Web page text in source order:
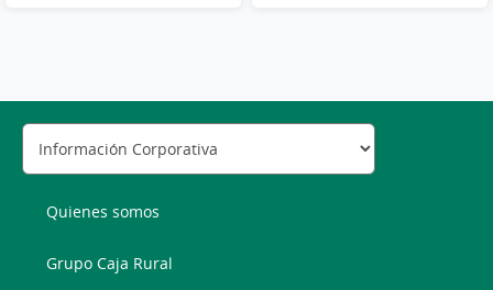
Quienes somos
Grupo Caja Rural